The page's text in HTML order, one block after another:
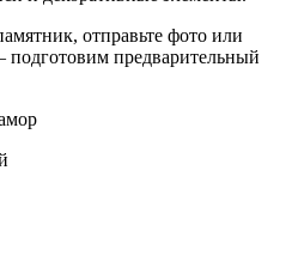
отправьте фото или
предварительный